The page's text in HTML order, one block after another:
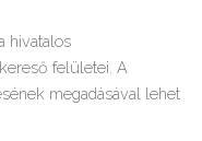
hivatalos
felületei. A
megadásával lehet